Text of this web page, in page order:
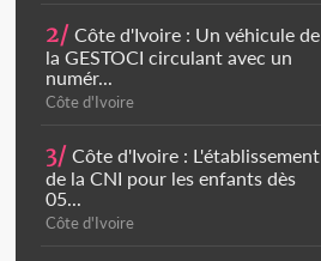
2/ Côte d'Ivoire : Un véhicule de
la GESTOCI circulant avec un
numér...
Côte d'Ivoire
3/ Côte d'Ivoire : L'établissement
de la CNI pour les enfants dès
05...
Côte d'Ivoire